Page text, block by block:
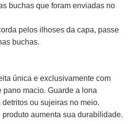
buchas que foram enviadas no
pelos ilhoses da capa, passe
buchas.
única e exclusivamente com
pano macio. Guarde a lona
ou sujeiras no meio.
aumenta sua durabilidade.